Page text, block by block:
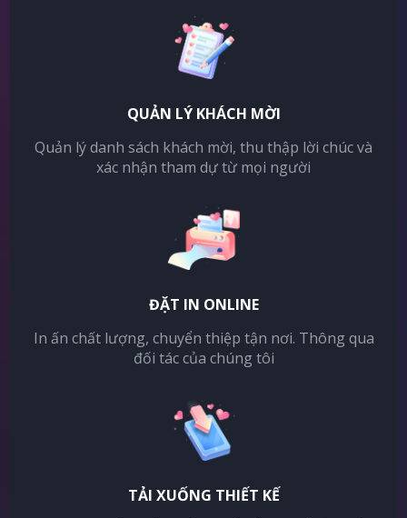
QUẢN LÝ KHÁCH MỜI
Quản lý danh sách khách mời, thu thập lời chúc và
xác nhận tham dự từ mọi người
ĐẶT IN ONLINE
In ấn chất lượng, chuyển thiệp tận nơi. Thông qua
đối tác của chúng tôi
TẢI XUỐNG THIẾT KẾ